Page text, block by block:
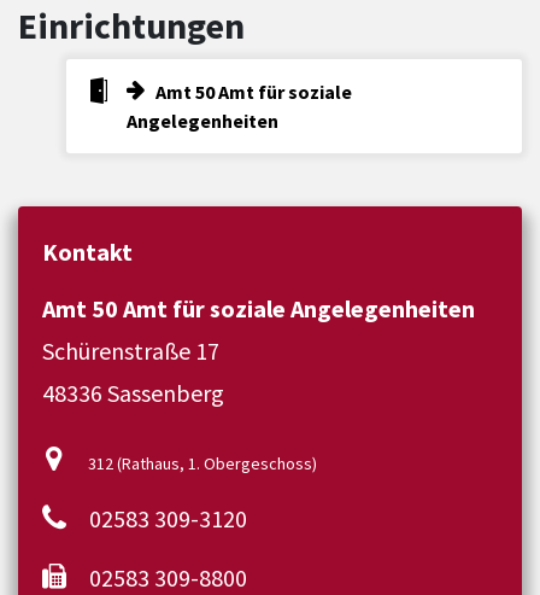
Einrichtungen
Amt 50 Amt für soziale
Angelegenheiten
Kontakt
Amt 50 Amt für soziale Angelegenheiten
Schürenstraße 17
48336 Sassenberg
312 (Rathaus, 1. Obergeschoss)
02583 309-3120
02583 309-8800